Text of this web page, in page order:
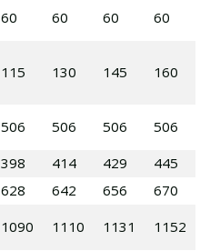
60 60 60 60
115 130 145 160
506 506 506 506
398 414 429
445
628 642 656
670
1090 1110 1131 1152